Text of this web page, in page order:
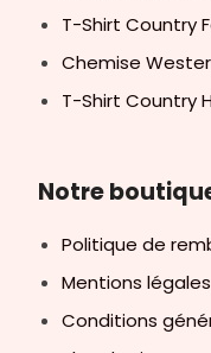
T-Shirt Country
Chemise
T-Shirt Country
Notre
Politique de
Mentions légales
Conditions